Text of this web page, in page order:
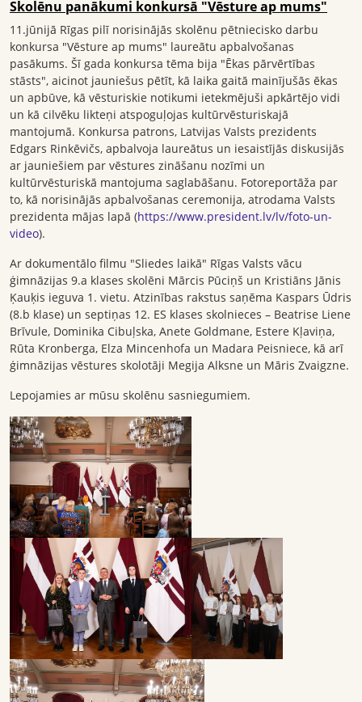
Skolēnu panākumi konkursā "Vēsture ap mums"
11.jūnijā Rīgas pilī norisinājās skolēnu pētniecisko darbu
konkursa "Vēsture ap mums" laureātu apbalvošanas
pasākums. Šī gada konkursa tēma bija "Ēkas pārvērtības
stāsts", aicinot jauniešus pētīt, kā laika gaitā mainījušās ēkas
un apbūve, kā vēsturiskie notikumi ietekmējuši apkārtējo vidi
un kā cilvēku likteņi atspoguļojas kultūrvēsturiskajā
mantojumā. Konkursa patrons, Latvijas Valsts prezidents
Edgars Rinkēvičs, apbalvoja laureātus un iesaistījās diskusijās
ar jauniešiem par vēstures zināšanu nozīmi un
kultūrvēsturiskā mantojuma saglabāšanu. Fotoreportāža par
to, kā norisinājās apbalvošanas ceremonija, atrodama Valsts
prezidenta mājas lapā (https://www.president.lv/lv/foto-un-
video).
Ar dokumentālo filmu "Sliedes laikā" Rīgas Valsts vācu
ģimnāzijas 9.a klases skolēni Mārcis Pūciņš un Kristiāns Jānis
Ķauķis ieguva 1. vietu. Atzinības rakstus saņēma Kaspars Ūdris
(8.b klase) un septiņas 12. ES klases skolnieces – Beatrise Liene
Brīvule, Dominika Cibuļska, Anete Goldmane, Estere Kļaviņa,
Rūta Kronberga, Elza Mincenhofa un Madara Peisniece, kā arī
ģimnāzijas vēstures skolotāji Megija Alksne un Māris Zvaigzne.
Lepojamies ar mūsu skolēnu sasniegumiem.